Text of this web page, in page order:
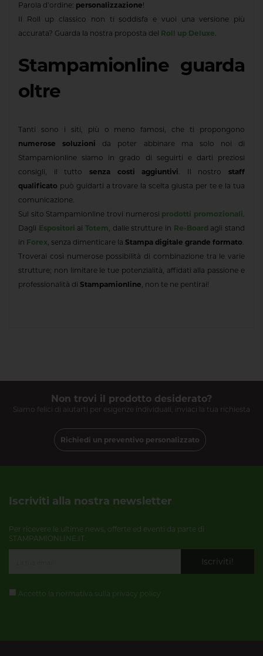
Parola d’ordine: personalizzazione!
Il Roll up classico non ti soddisfa e vuoi una versione più
accurata? Guarda la nostra proposta del Roll up Deluxe.
Stampamionline guarda
oltre
Tanti sono i siti, più o meno famosi, che ti propongono
numerose soluzioni da poter abbinare ma solo noi di
Stampamionline siamo in grado di seguirti e darti preziosi
consigli, il tutto senza costi aggiuntivi. Il nostro staff
qualificato può guidarti a trovare la scelta giusta per te e la tua
comunicazione.
Sul sito Stampamionline trovi numerosi prodotti promozionali.
Dagli Espositori aiTotem, dalle strutture in Re-Board agli stand
in Forex, senza dimenticare la Stampa digitale grande formato.
Troverai così numerose possibilità di combinazione tra le varie
strutture; non limitare le tue potenzialità, affidati alla passione e
professionalità di Stampamionline, non te ne pentirai!
Non trovi il prodotto desiderato?
Siamo felici di aiutarti per esigenze individuali, inviaci la tua richiesta
Richiedi un preventivo personalizzato
Iscriviti alla nostra newsletter
Per ricevere le ultime news, offerte ed eventi da parte di
STAMPAMIONLINE.IT.
Iscriviti!
Accetto la normativa sulla privacy policy